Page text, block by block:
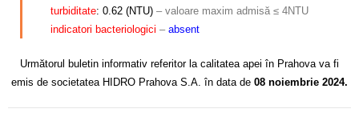
turbiditate: 0.62 (NTU) – valoare maxim admisă ≤ 4NTU
indicatori bacteriologici – absent
Următorul buletin informativ referitor la calitatea apei în Prahova va fi
emis de societatea HIDRO Prahova S.A. în data de 08 noiembrie 2024.